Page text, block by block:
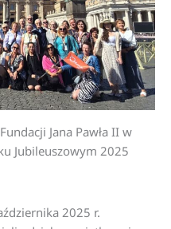
Jana Pawła II w
Jubileuszowym 2025
2025 r.